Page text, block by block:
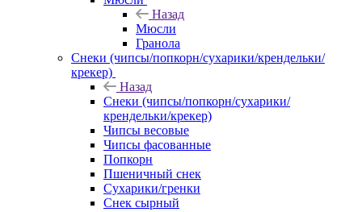
Назад
Мюсли
Гранола
Снеки (чипсы/попкорн/сухарики/крендельки/
крекер)
Назад
Снеки (чипсы/попкорн/сухарики/
крендельки/крекер)
Чипсы весовые
Чипсы фасованные
Попкорн
Пшеничный снек
Сухарики/гренки
Снек сырный